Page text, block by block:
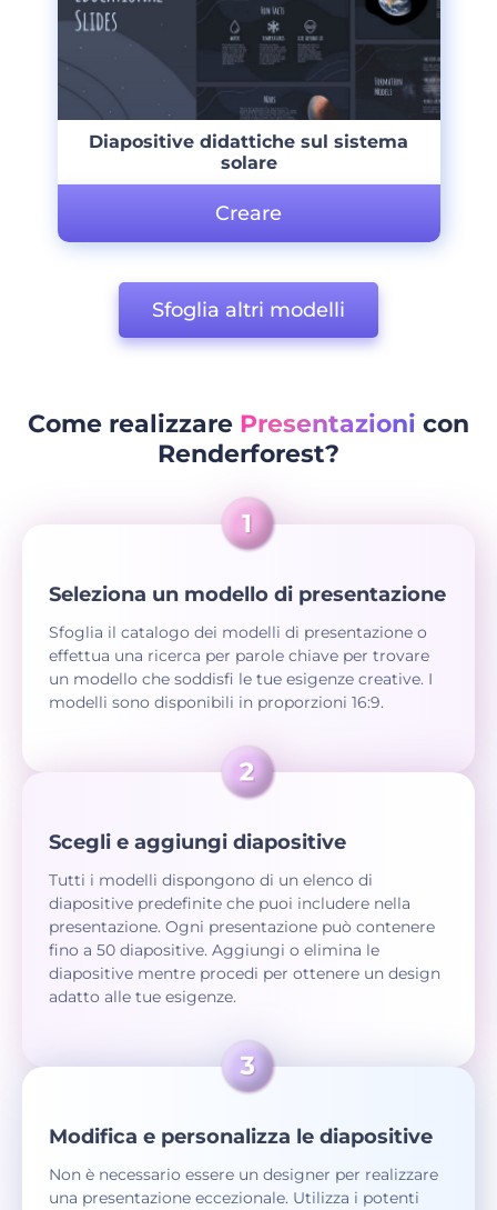
Diapositive didattiche sul sistema
solare
Creare
Sfoglia altri modelli
Come realizzare Presentazioni con
Renderforest?
Seleziona un modello di presentazione
Sfoglia il catalogo dei modelli di presentazione o
effettua una ricerca per parole chiave per trovare
un modello che soddisfi le tue esigenze creative. I
modelli sono disponibili in proporzioni 16:9.
Scegli e aggiungi diapositive
Tutti i modelli dispongono di un elenco di
diapositive predefinite che puoi includere nella
presentazione. Ogni presentazione può contenere
fino a 50 diapositive. Aggiungi o elimina le
diapositive mentre procedi per ottenere un design
adatto alle tue esigenze.
Modifica e personalizza le diapositive
Non è necessario essere un designer per realizzare
una presentazione eccezionale. Utilizza i potenti